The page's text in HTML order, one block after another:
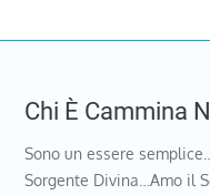
Chi È Cammina
Sono un essere
Sorgente Divina…Amo il